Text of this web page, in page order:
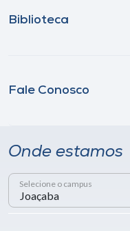
Biblioteca
Fale Conosco
Onde estamos
Selecione o campus